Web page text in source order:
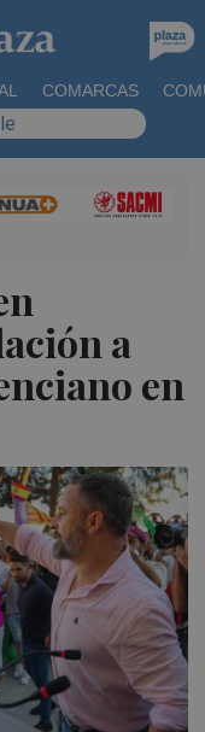
COMARCAS
a
en